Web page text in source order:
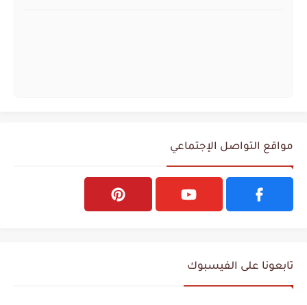
مواقع التواصل الإجتماعي
تابعونا على الفيسبوك